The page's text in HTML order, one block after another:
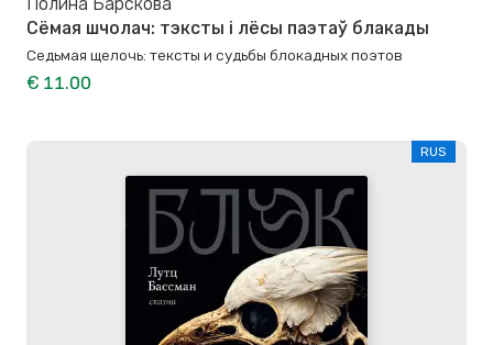
Сёмая шчолач: тэксты і лёсы паэтаў блакады
Седьмая щелочь: тексты и судьбы блокадных поэтов
€ 11.00
RUS